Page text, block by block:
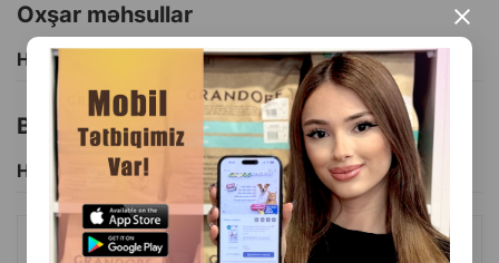
×
Oxşar məhsullar
Hamısını Gör
Bu brendin başqa məhsulları
Hamısını Gör
QURU ŞAMPUN TRIXIE ITLƏR, PIŞIKLƏR VƏ DIGƏR KIÇIK